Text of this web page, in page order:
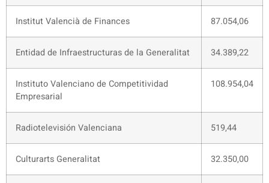
Institut Valencià de Finances 87.054,06
Entidad de Infraestructuras de la Generalitat 34.389,22
Instituto Valenciano de Competitividad
Empresarial
108.954,04
Radiotelevisión Valenciana 519,44
Culturarts Generalitat 32.350,00